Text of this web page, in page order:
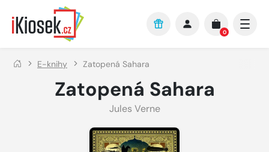
Přejít na hlavní obsah
0
E-knihy Zatopená Sahara
Zatopená Sahara
Jules Verne